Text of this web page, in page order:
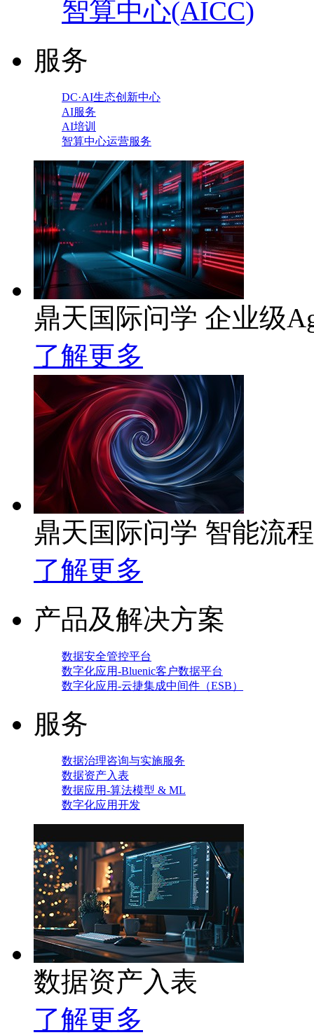
智算中心(AICC)
服务
DC·AI生态创新中心
AI服务
AI培训
智算中心运营服务
鼎天国际问学 企业级
了解更多
鼎天国际问学 智能流
了解更多
产品及解决方案
数据安全管控平台
数字化应用-Bluenic客户数据平台
数字化应用-云捷集成中间件（ESB）
服务
数据治理咨询与实施服务
数据资产入表
数据应用-算法模型 & ML
数字化应用开发
数据资产入表
了解更多